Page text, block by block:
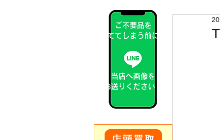
ご不要品を
捨ててしまう前に！
当店へ画像を
お送りください！